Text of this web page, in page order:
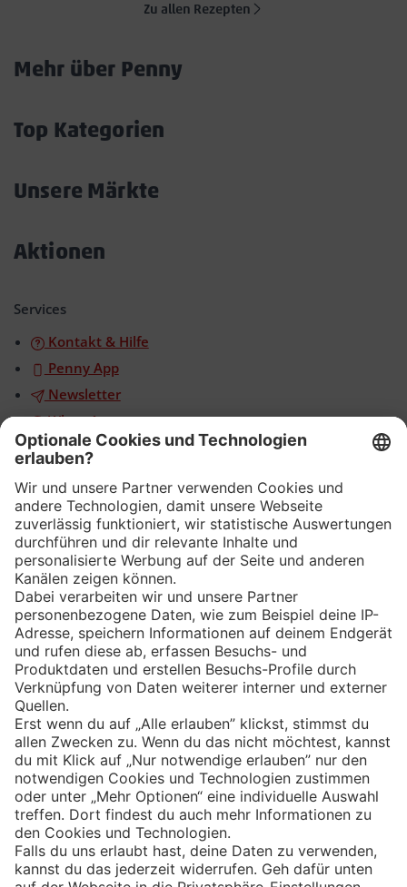
Zu allen Rezepten
Mehr über Penny
Top Kategorien
Unsere Märkte
Aktionen
Services
Kontakt & Hilfe
Penny App
Newsletter
WhatsApp
App
Eishockey
Impressum